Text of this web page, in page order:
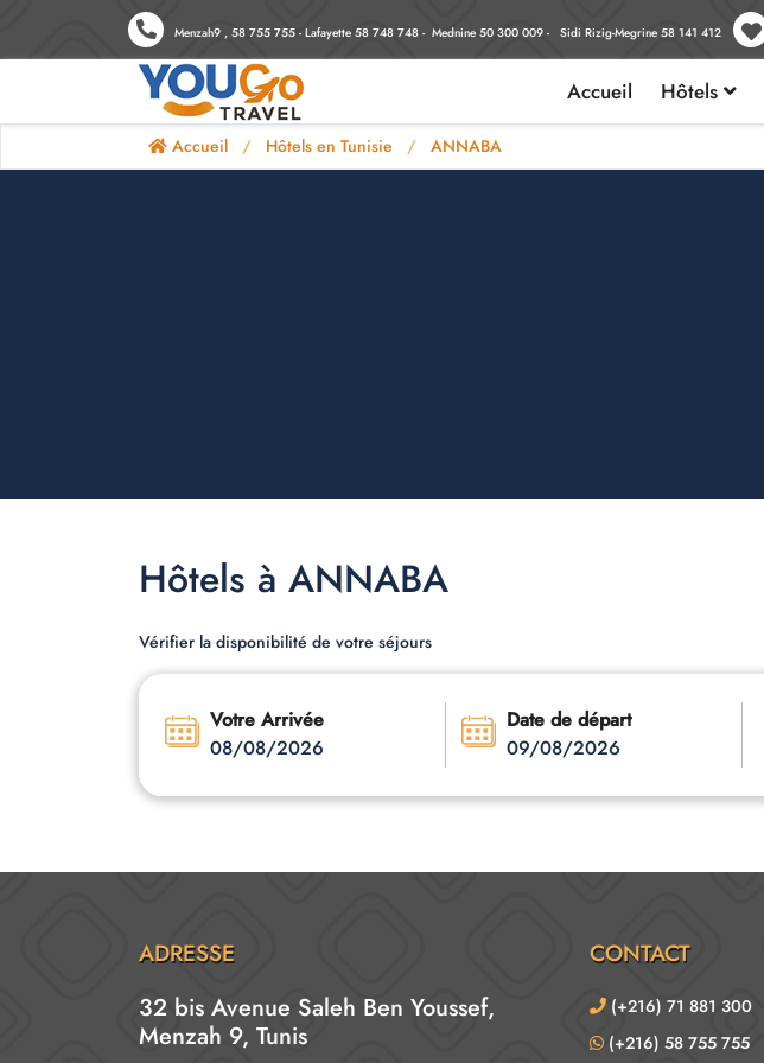
Menzah9 , 58 755 755 - Lafayette 58 748 748 - Mednine 50 300 009 - Sidi Rizig-Megrine 58 141 412
Accueil Hôtels
Accueil Hôtels en Tunisie ANNABA
Hôtels à ANNABA
Vérifier la disponibilité de votre séjours
Votre Arrivée
08/08/2026
Date de départ
09/08/2026
ADRESSE
32 bis Avenue Saleh Ben Youssef,
Menzah 9, Tunis
CONTACT
(+216) 71 881 300
(+216) 58 755 755